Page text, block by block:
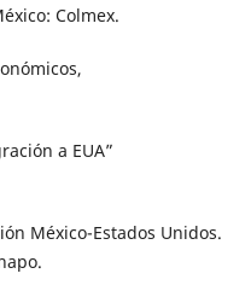
Colmex.
a EUA”
México-Estados Unidos.